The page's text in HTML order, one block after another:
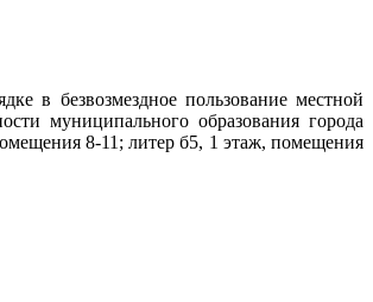
в безвозмездное пользование местной
муниципального образования города
8-11; литер б5, 1 этаж, помещения